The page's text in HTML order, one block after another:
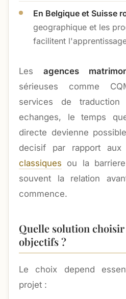
En Belgique et Suisse
geographique et les
facilitent
Les agences
sérieuses comme
services de
echanges, le temps
directe devienne
decisif par rapport aux
classiques ou la
souvent la relation
commence.
Quelle solution choisir
objectifs ?
Le choix depend
projet :